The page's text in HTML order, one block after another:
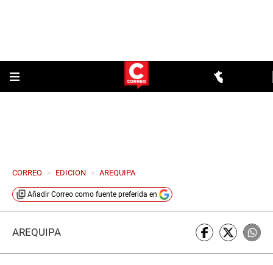
CORREO > EDICION > AREQUIPA
Añadir Correo como fuente preferida en
AREQUIPA